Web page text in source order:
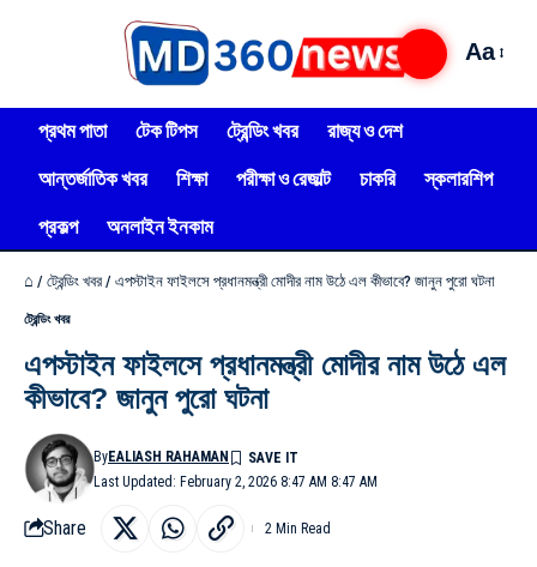
Aa
প্রথম পাতা টেক টিপস ট্রেন্ডিং খবর
রাজ্য ও দেশ
আন্তর্জাতিক খবর
শিক্ষা পরীক্ষা ও রেজাল্ট চাকরি
স্কলারশিপ
প্রকল্প
অনলাইন ইনকাম
⌂ / ট্রেন্ডিং খবর / এপস্টাইন ফাইলসে প্রধানমন্ত্রী মোদীর নাম উঠে এল কীভাবে? জানুন পুরো ঘটনা
ট্রেন্ডিং খবর
এপস্টাইন ফাইলসে প্রধানমন্ত্রী মোদীর নাম উঠে এল
কীভাবে? জানুন পুরো ঘটনা
Last Updated: February 2, 2026 8:47 AM 8:47 AM
ByEALIASH RAHAMAN
Share 2 Min Read